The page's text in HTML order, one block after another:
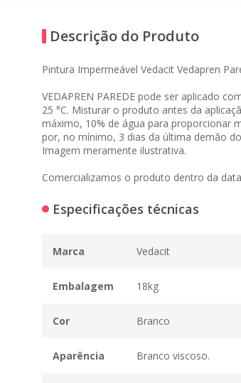
Descrição do Produto
Pintura Impermeável Vedacit Vedapren
VEDAPREN PAREDE pode ser aplicado
25 °C. Misturar o produto antes da
máximo, 10% de água para proporcionar
por, no mínimo, 3 dias da última demão
Imagem meramente ilustrativa.
Comercializamos o produto dentro da
Especificações técnicas
Marca Vedacit
Embalagem 18kg
Cor Branco
Aparência Branco viscoso.